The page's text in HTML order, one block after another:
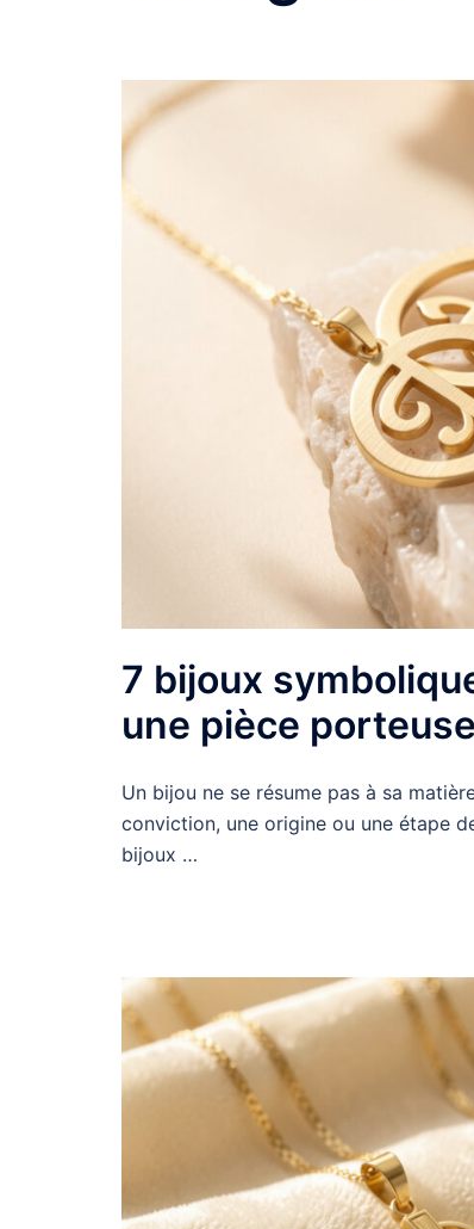
7 bijoux
une pièce
Un bijou ne se résume pas à sa
conviction, une origine ou une étape
bijoux …